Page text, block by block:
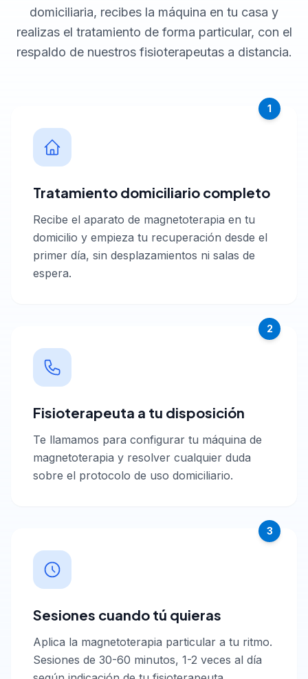
domiciliaria, recibes la máquina en tu casa y
realizas el tratamiento de forma particular, con el
respaldo de nuestros fisioterapeutas a distancia.
1
Tratamiento domiciliario completo
Recibe el aparato de magnetoterapia en tu
domicilio y empieza tu recuperación desde el
primer día, sin desplazamientos ni salas de
espera.
2
Fisioterapeuta a tu disposición
Te llamamos para configurar tu máquina de
magnetoterapia y resolver cualquier duda
sobre el protocolo de uso domiciliario.
3
Sesiones cuando tú quieras
Aplica la magnetoterapia particular a tu ritmo.
Sesiones de 30-60 minutos, 1-2 veces al día